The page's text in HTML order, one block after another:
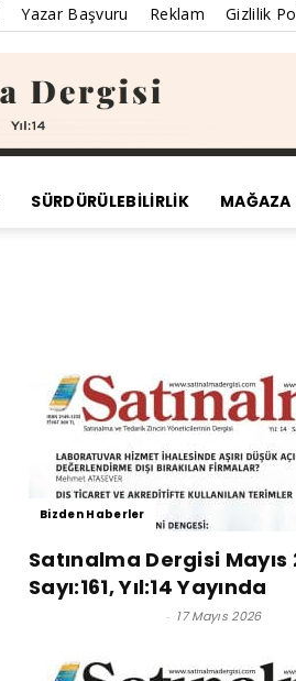
Yazar Başvuru Reklam Gizlilik
SÜRDÜRÜLEBILIRLIK MAĞAZA
Bizden Haberler
Satınalma Dergisi Mayıs
Sayı:161, Yıl:14 Yayında
- 17 Mayıs 2026